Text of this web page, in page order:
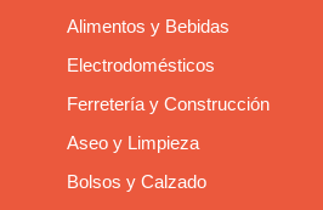
Alimentos y Bebidas
Electrodomésticos
Ferretería y Construcción
Aseo y Limpieza
Bolsos y Calzado